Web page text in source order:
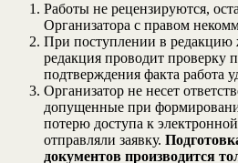
Работы не рецензируются,
Организатора с правом
При поступлении в редакцию
редакция проводит проверку
подтверждения факта работа
Организатор не несет
допущенные при
потерю доступа к
отправляли заявку.
документов производится